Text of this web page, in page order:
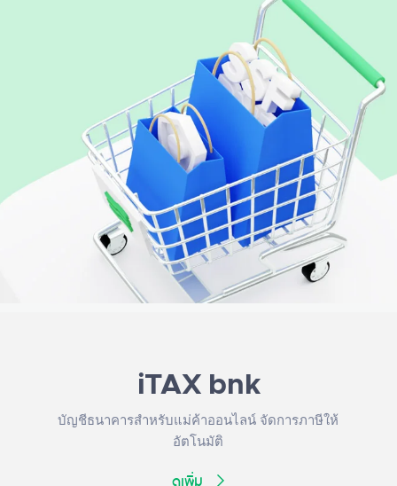
iTAX bnk
บัญชีธนาคารสำหรับแม่ค้าออนไลน์ จัดการภาษีให้
อัตโนมัติ
ดูเพิ่ม